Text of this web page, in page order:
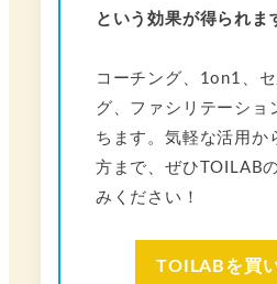
という効果が得られま
コーチング、1on1、
グ、ファシリテーショ
ちます。気軽な活用か
方まで、ぜひTOILAB
みください！
TOILABを買